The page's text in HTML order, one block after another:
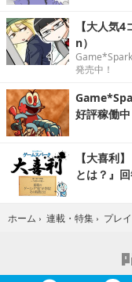
【大人気
n）
発売中！
好評稼働中
【大喜利
とは？』
ホーム › 連載・特集 › プレ